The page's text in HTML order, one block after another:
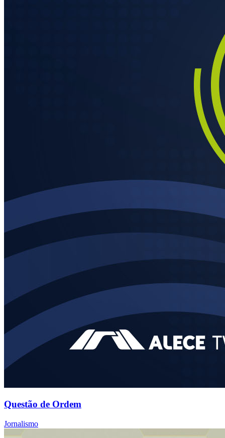
Questão de Ordem
Jornalismo